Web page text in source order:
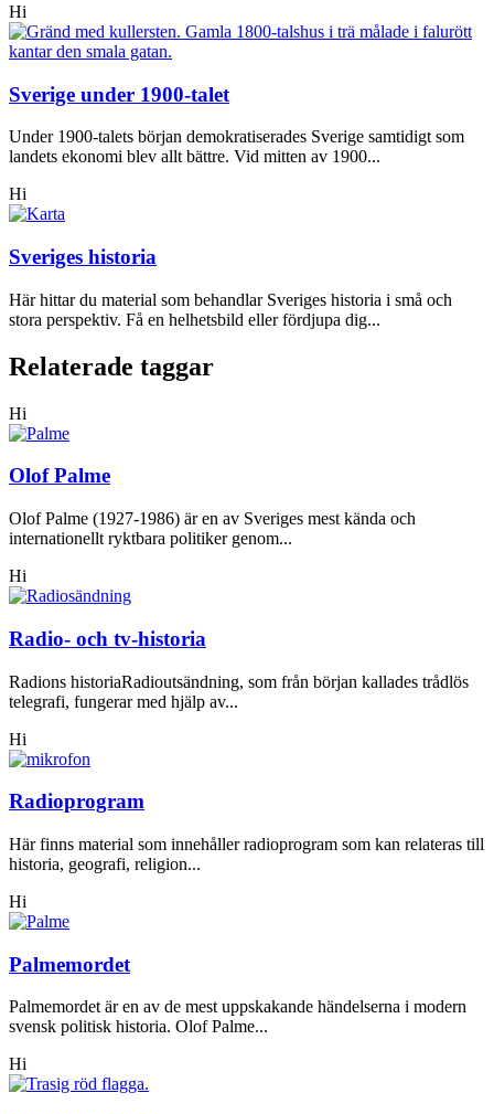
Hi
Sverige under 1900-talet
Under 1900-talets början demokratiserades Sverige samtidigt som
landets ekonomi blev allt bättre. Vid mitten av 1900...
Hi
Sveriges historia
Här hittar du material som behandlar Sveriges historia i små och
stora perspektiv. Få en helhetsbild eller fördjupa dig...
Relaterade taggar
Hi
Olof Palme
Olof Palme (1927-1986) är en av Sveriges mest kända och
internationellt ryktbara politiker genom...
Hi
Radio- och tv-historia
Radions historiaRadioutsändning, som från början kallades trådlös
telegrafi, fungerar med hjälp av...
Hi
Radioprogram
Här finns material som innehåller radioprogram som kan relateras till
historia, geografi, religion...
Hi
Palmemordet
Palmemordet är en av de mest uppskakande händelserna i modern
svensk politisk historia. Olof Palme...
Hi